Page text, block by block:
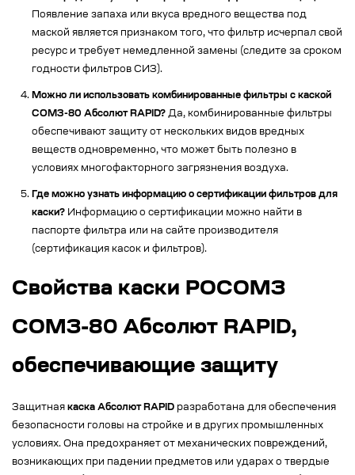
Появление запаха или вкуса вредного вещества под
маской является признаком того, что фильтр исчерпал свой
ресурс и требует немедленной замены (следите за сроком
годности фильтров СИЗ).
Можно ли использовать комбинированные фильтры с каской
СОМЗ-80 Абсолют RAPID? Да, комбинированные фильтры
обеспечивают защиту от нескольких видов вредных
веществ одновременно, что может быть полезно в
условиях многофакторного загрязнения воздуха.
Где можно узнать информацию о сертификации фильтров для
каски? Информацию о сертификации можно найти в
паспорте фильтра или на сайте производителя
(сертификация касок и фильтров).
Свойства каски РОСОМЗ
СОМЗ-80 Абсолют RAPID,
обеспечивающие защиту
Защитная каска Абсолют RAPID разработана для обеспечения
безопасности головы на стройке и в других промышленных
условиях. Она предохраняет от механических повреждений,
возникающих при падении предметов или ударах о твердые